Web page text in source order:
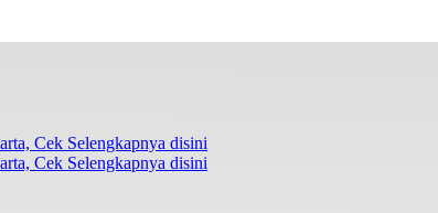
Cek Selengkapnya disini